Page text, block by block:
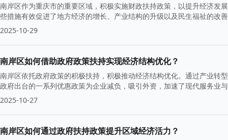
南岸区作为重庆市的重要区域，积极实施财政扶持政策，以提升经济发
些措施有效促进了地方经济的增长、产业结构的升级以及民生福祉的改
2025-10-29
南岸区如何借助政府政策扶持实现经济结构优化？
南岸区依托政府政策的积极扶持，积极推动经济结构优化。通过产业转
政府出台的一系列优惠政策为企业减负，吸引外资，加速了现代服务业
2025-10-27
南岸区如何通过政府扶持政策提升区域经济活力？